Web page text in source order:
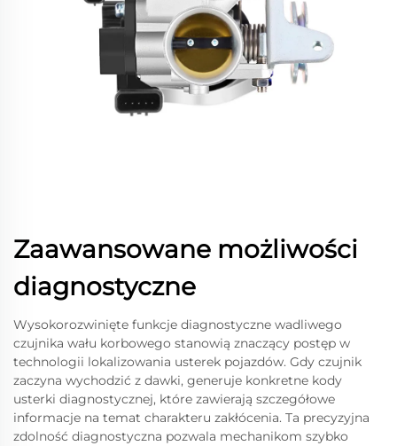
Zaawansowane możliwości
diagnostyczne
Wysokorozwinięte funkcje diagnostyczne wadliwego
czujnika wału korbowego stanowią znaczący postęp w
technologii lokalizowania usterek pojazdów. Gdy czujnik
zaczyna wychodzić z dawki, generuje konkretne kody
usterki diagnostycznej, które zawierają szczegółowe
informacje na temat charakteru zakłócenia. Ta precyzyjna
zdolność diagnostyczna pozwala mechanikom szybko